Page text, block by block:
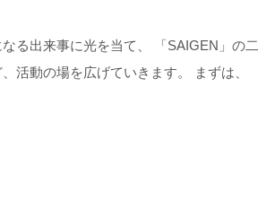
る出来事に光を当て、 「SAIGEN」の二
活動の場を広げていきます。 まずは、